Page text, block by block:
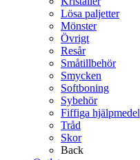
Lösa paljetter
Mönster
Övrigt
Resår
Småtillbehör
Smycken
Softboning
Sybehör
Fiffiga hjälpmedel
Tråd
Skor
Back